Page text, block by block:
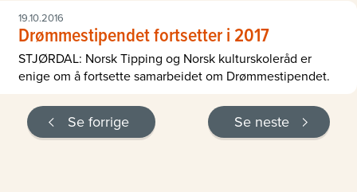
19.10.2016
Drømmestipendet fortsetter i 2017
STJØRDAL: Norsk Tipping og Norsk kulturskoleråd er
enige om å fortsette samarbeidet om Drømmestipendet.
Se forrige Se neste